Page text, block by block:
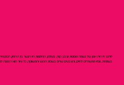
לורנס זיו היה אמן של נשמה תוססת וצבע קורן. בעולמו, החלומות היו הגשר בין הדמיון,
בשמחה, נופיו מתעוררים לחיים, והצבעים שרים בשפת הרגש והתשוקה. כל ציור הוא הזמנה